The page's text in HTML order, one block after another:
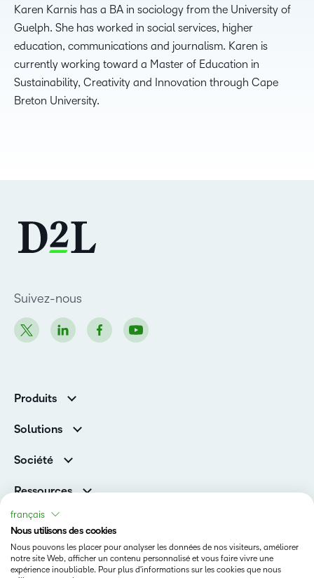
Karen Karnis has a BA in sociology from the University of
Guelph. She has worked in social services, higher
education, communications and journalism. Karen is
currently working toward a Master of Education in
Sustainability, Creativity and Innovation through Cape
Breton University.
Suivez-nous
Produits
Services et assistance
Solutions
D2L pour les entreprises
De la maternelle à la 12e année
Organisations de formation
Société
Fil d’actualité
Prix et reconnaissances
Relations avec les investisseurs
Ressources
Versions de produits D2L
Communauté
Statut
français
Nous utilisons des cookies
Nous pouvons les placer pour analyser les données de nos visiteurs, améliorer
notre site Web, afficher un contenu personnalisé et vous faire vivre une
expérience inoubliable. Pour plus d'informations sur les cookies que nous